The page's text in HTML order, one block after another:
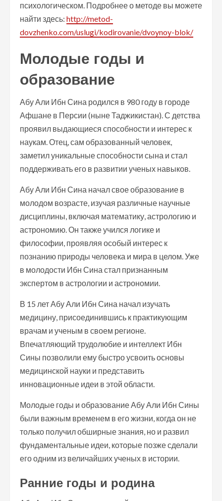
психологическом. Подробнее о методе вы можете
найти здесь: http://metod-
dovzhenko.com/uslugi/kodirovanie/dvoynoy-blok/
Молодые годы и
образование
Абу Али Ибн Сина родился в 980 году в городе
Афшане в Персии (ныне Таджикистан). С детства
проявил выдающиеся способности и интерес к
наукам. Отец, сам образованный человек,
заметил уникальные способности сына и стал
поддерживать его в развитии ученых навыков.
Абу Али Ибн Сина начал свое образование в
молодом возрасте, изучая различные научные
дисциплины, включая математику, астрологию и
астрономию. Он также учился логике и
философии, проявляя особый интерес к
познанию природы человека и мира в целом. Уже
в молодости Ибн Сина стал признанным
экспертом в астрологии и астрономии.
В 15 лет Абу Али Ибн Сина начал изучать
медицину, присоединившись к практикующим
врачам и ученым в своем регионе.
Впечатляющий трудолюбие и интеллект Ибн
Сины позволили ему быстро усвоить основы
медицинской науки и представить
инновационные идеи в этой области.
Молодые годы и образование Абу Али Ибн Сины
были важным временем в его жизни, когда он не
только получил обширные знания, но и развил
фундаментальные идеи, которые позже сделали
его одним из величайших ученых в истории.
Ранние годы и родина